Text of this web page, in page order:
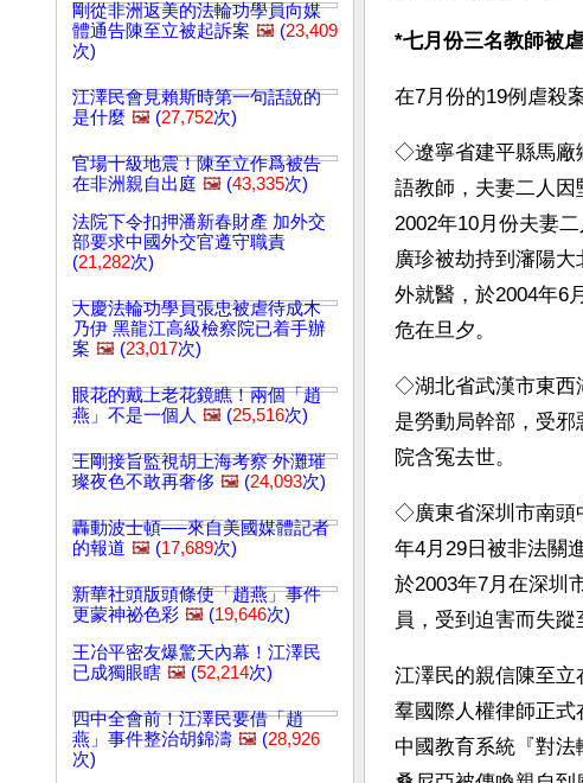
剛從非洲返美的法輪功學員向媒
體通告陳至立被起訴案 🖼️ (23,409
次)
江澤民會見賴斯時第一句話說的
是什麼 🖼️ (27,752次)
官場十級地震！陳至立作爲被告
在非洲親自出庭 🖼️ (43,335次)
法院下令扣押潘新春財產 加外交
部要求中國外交官遵守職責
(21,282次)
大慶法輪功學員張忠被虐待成木
乃伊 黑龍江高級檢察院已着手辦
案 🖼️ (23,017次)
眼花的戴上老花鏡瞧！兩個「趙
燕」不是一個人 🖼️ (25,516次)
王剛接旨監視胡上海考察 外灘璀
璨夜色不敢再奢侈 🖼️ (24,093次)
轟動波士頓──來自美國媒體記者
的報道 🖼️ (17,689次)
新華社頭版頭條使「趙燕」事件
更蒙神祕色彩 🖼️ (19,646次)
王冶平密友爆驚天內幕！江澤民
已成獨眼瞎 🖼️ (52,214次)
四中全會前！江澤民要借「趙
燕」事件整治胡錦濤 🖼️ (28,926
次)
*七月份三名教師被
在7月份的19例虐殺
◇遼寧省建平縣馬廠
語教師，夫妻二人因
2002年10月份夫妻
廣珍被劫持到瀋陽
外就醫，於2004年6
危在旦夕。
◇湖北省武漢市東西
是勞動局幹部，受
院含冤去世。
◇廣東省深圳市南頭
年4月29日被非法關
於2003年7月在深圳
員，受到迫害而失
江澤民的親信陳至立
羣國際人權律師正
中國教育系統『對